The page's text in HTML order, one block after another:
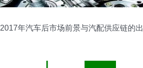
2017年汽车后市场前景与汽配供应链的出